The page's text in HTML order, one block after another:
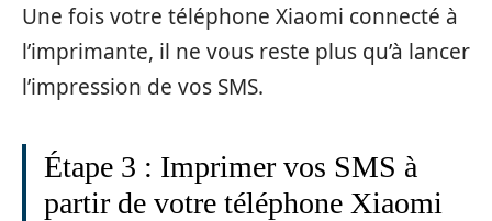
Une fois votre téléphone Xiaomi connecté à
l’imprimante, il ne vous reste plus qu’à lancer
l’impression de vos SMS.
Étape 3 : Imprimer vos SMS à
partir de votre téléphone Xiaomi